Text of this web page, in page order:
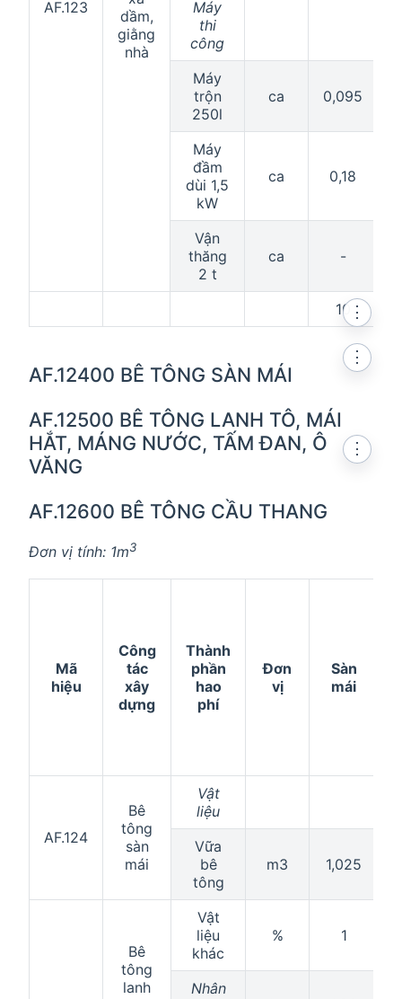
AF.123
dầm,
giằng
nhà
Máy
thi
công
Máy
trộn
250l
ca 0,095
Máy
đầm
dùi 1,5
kW
ca 0,18
Vận
thăng
2 t
ca -
10
AF.12400 BÊ TÔNG SÀN MÁI
⋮
AF.12500 BÊ TÔNG LANH TÔ, MÁI
HẮT, MÁNG NƯỚC, TẤM ĐAN, Ô
VĂNG
⋮
AF.12600 BÊ TÔNG CẦU THANG
⋮
Đơn vị tính: 1m3
Mã
hiệu
Công
tác
xây
dựng
Thành
phần
hao
phí
Đơn
vị
Sàn
mái
AF.124
Bê
tông
sàn
mái
Vật
liệu
Vữa
bê
tông
m3 1,025
Bê
tông
lanh
Vật
liệu
khác
% 1
Nhân